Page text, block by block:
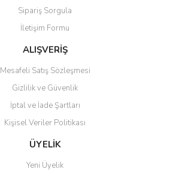
Sipariş Sorgula
İletişim Formu
ALIŞVERİŞ
Mesafeli Satış Sözleşmesi
Gizlilik ve Güvenlik
İptal ve İade Şartları
Kişisel Veriler Politikası
ÜYELİK
Yeni Üyelik